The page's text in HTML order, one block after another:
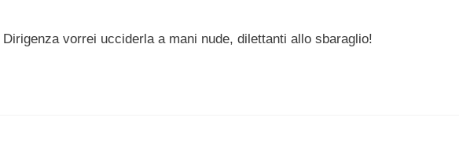
vorrei ucciderla a mani nude, dilettanti allo sbaraglio!